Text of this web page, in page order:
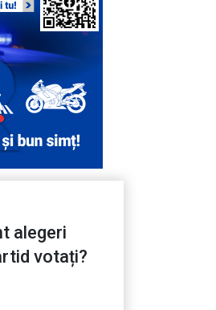
alegeri
votați?